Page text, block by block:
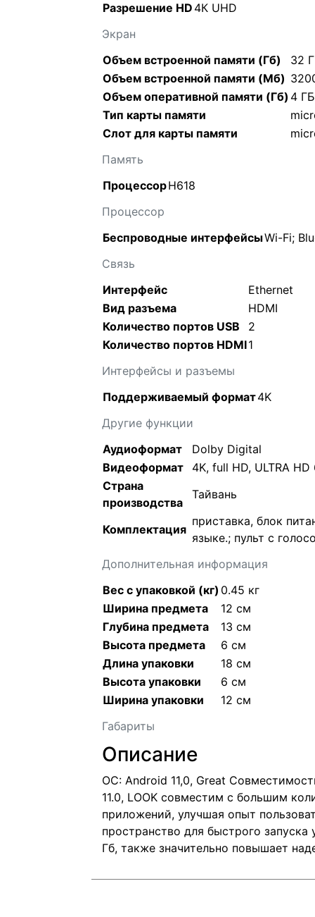
Экран
Разрешение HD 4К UHD
Память
Объем встроенной памяти (Гб)
32
Объем встроенной памяти (Мб)
Объем оперативной памяти (Гб) 4 ГБ
Тип карты памяти
Слот для карты памяти
Процессор
ПроцессорH618
Связь
Беспроводные интерфейсыWi-Fi;
Интерфейсы и разъемы
Интерфейс
Ethernet
Вид разъема
HDMI
Количество портов USB
2
Количество портов HDMI1
Другие функции
Поддерживаемый формат4K
Дополнительная информация
Аудиоформат
Dolby Digital
Видеоформат
4K, full HD, ULTRA HD
Страна
производства
Тайвань
Комплектация
приставка, блок
языке.; пульт с
Габариты
Вес с упаковкой (кг) 0.45 кг
Ширина предмета
12 см
Глубина предмета
13 см
Высота предмета
6 см
Длина упаковки
18 см
Высота упаковки
6 см
Ширина упаковки
12 см
Описание
ОС: Android 11,0, Great
11.0, LOOK совместим с большим
приложений, улучшая опыт
пространство для быстрого
Гб, также значительно повышает